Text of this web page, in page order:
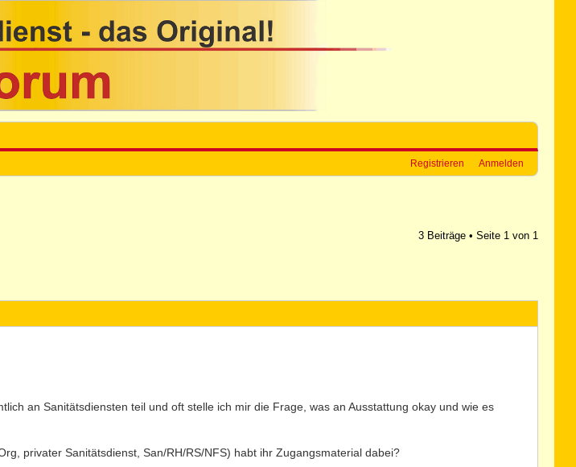
Registrieren Anmelden
3 Beiträge • Seite 1von 1
an Sanitätsdiensten teil und oft stelle ich mir die Frage, was an Ausstattung okay und wie es
privater Sanitätsdienst, San/RH/RS/NFS) habt ihr Zugangsmaterial dabei?